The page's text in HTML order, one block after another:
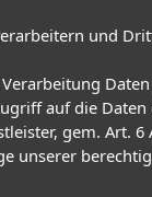
und
auf die
gem. Art.
unserer